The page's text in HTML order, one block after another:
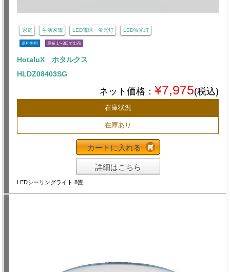
家電 生活家電 LED電球・蛍光灯 LED蛍光灯
送料無料 最短 1〜3日で出荷
HotaluX ホタルクス
HLDZ08403SG
ネット価格： ¥7,975(税込)
在庫状況
在庫あり
カートに入れる
詳細はこちら
LEDシーリングライト 8畳